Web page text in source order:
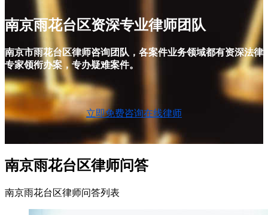
南京雨花台区资深专业律师团队
南京市雨花台区律师咨询团队，各案件业务领域都有资深法律
专家领衔办案，专办疑难案件。
立即免费咨询在线律师
南京雨花台区律师问答
南京雨花台区律师问答列表